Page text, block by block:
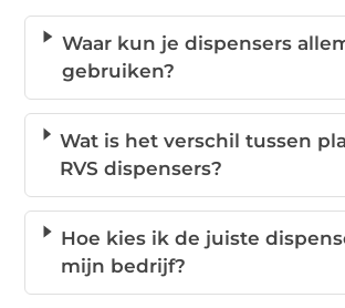
Waar kun je dispensers
gebruiken?
Wat is het verschil tussen
RVS dispensers?
Hoe kies ik de juiste
mijn bedrijf?